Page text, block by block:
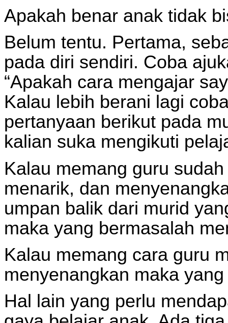
Apakah benar anak tidak
Belum tentu. Pertama,
pada diri sendiri. Coba
“Apakah cara mengajar
Kalau lebih berani lagi
pertanyaan berikut pada
kalian suka mengikuti
Kalau memang guru
menarik, dan
umpan balik dari murid
maka yang bermasalah
Kalau memang cara guru
menyenangkan maka
Hal lain yang perlu